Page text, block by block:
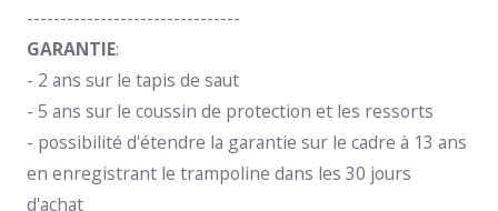
--------------------------------
GARANTIE:
- 2 ans sur le tapis de saut
- 5 ans sur le coussin de protection et les ressorts
- possibilité d'étendre la garantie sur le cadre à 13 ans
en enregistrant le trampoline dans les 30 jours
d'achat